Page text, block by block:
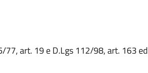
art. 19 e D.Lgs 112/98, art. 163 ed